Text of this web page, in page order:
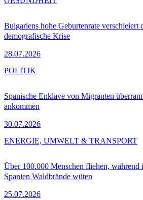
Bulgariens hohe Geburtenrate verschleiert
demografische Krise
28.07.2026
Spanische Enklave von Migranten
ankommen
30.07.2026
POLITIK
Über 100.000 Menschen fliehen, während
Spanien Waldbrände wüten
25.07.2026
ENERGIE, UMWELT & TRANSPORT